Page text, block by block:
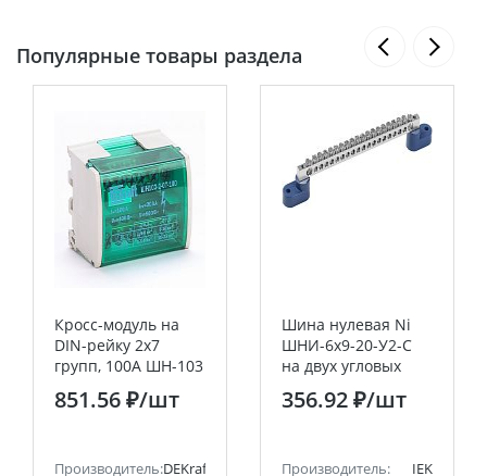
Популярные товары раздела
Кросс-модуль на
DIN-рейку 2х7
групп, 100А ШН-103
851.56 ₽/шт
Производитель:DEKraft
Шина нулевая Ni
ШНИ-6х9-20-У2-С
на двух угловых
изоляторах IEK
356.92 ₽/шт
Производитель: IEK